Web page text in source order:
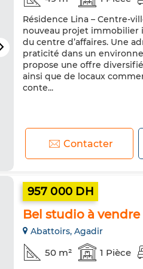
Résidence Lina – Centre-
nouveau projet immobilier
du centre d’affaires. Une
praticité dans un
propose une offre
ainsi que de locaux
conte...
Contacter
957 000 DH
Bel studio à
Abattoirs, Agadir
50 m² 1 Pièce